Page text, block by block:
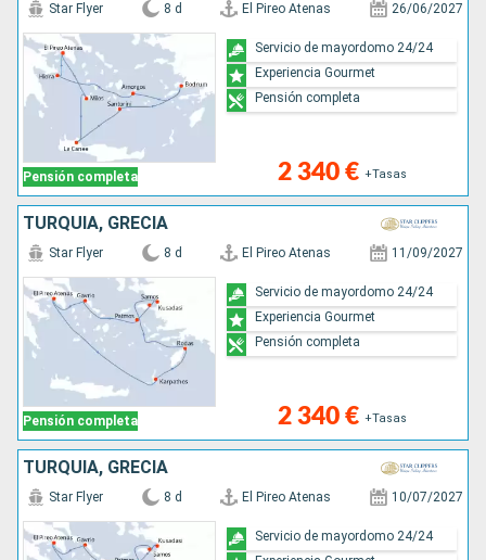
Pensión completa
Star Flyer 8 d El Pireo Atenas 26/06/2027
2 340 € +Tasas
Servicio de mayordomo 24/24
Experiencia Gourmet
Pensión completa
TURQUÍA, GRECIA
Pensión completa
Star Flyer 8 d El Pireo Atenas 11/09/2027
2 340 € +Tasas
Servicio de mayordomo 24/24
Experiencia Gourmet
Pensión completa
TURQUÍA, GRECIA
Star Flyer 8 d El Pireo Atenas 10/07/2027
Servicio de mayordomo 24/24